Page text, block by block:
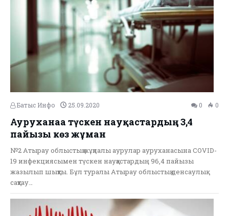
Батыс Инфо 25.09.2020 0 0
Ауруханаға түскен науқастардың 3,4
пайызы көз жұмған
№2 Атырау облыстық жұқпалы аурулар ауруханасына COVID-
19 инфекциясымен түскен науқастардың 96,4 пайызы
жазылып шықты. Бұл туралы Атырау облыстық денсаулық
сақтау…